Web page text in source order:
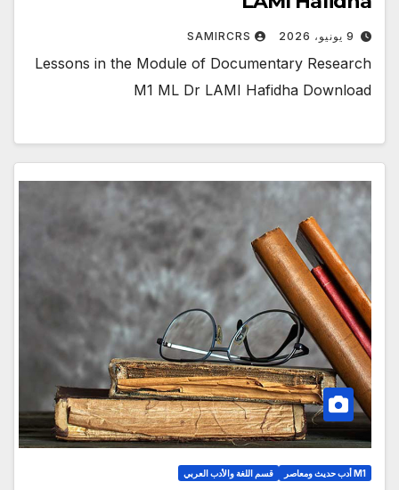
9 يونيو، 2026 SAMIRCRS
Lessons in the Module of Documentary Research
M1 ML Dr LAMI Hafidha Download
M1 أدب حديث ومعاصر قسم اللغة والأدب العربي